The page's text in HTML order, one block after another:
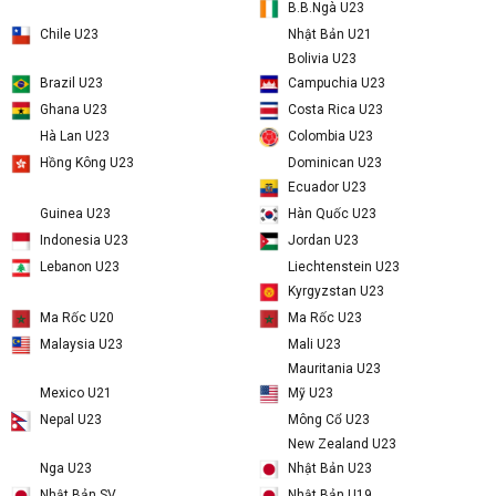
Arập Xêut U23
Bỉ U23
B.B.Ngà U23
Chile U23
Nhật Bản U21
Bolivia U23
Brazil U23
Campuchia U23
Ghana U23
Colombia U23
Hồng Kông U23
Dominican U23
Ecuador U23
Guinea U23
Hàn Quốc U23
Jordan U23
Lebanon U23
Liechtenstein U23
Kyrgyzstan U23
Ma Rốc U23
Malaysia U23
Mali U23
Mauritania U23
Mỹ U23
Nepal U23
Mông Cổ U23
New Zealand U23